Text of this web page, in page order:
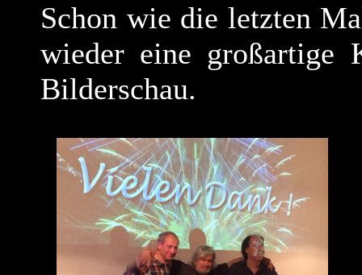
Schon wie die letzten
wieder eine großartige
Bilderschau.